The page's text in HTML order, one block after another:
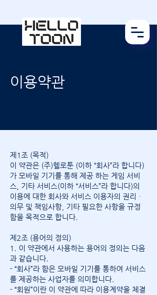
이용약관
제1조 (목적)
이 약관은 (주)헬로툰 (이하 “회사”라 합니다)
가 모바일 기기를 통해 제공 하는 게임 서비
스, 기타 서비스(이하 “서비스”라 합니다)의
이용에 대한 회사와 서비스 이용자의 권리ᆞ
의무 및 책임사항, 기타 필요한 사항을 규정
함을 목적으로 합니다.
제2조 (용어의 정의)
1. 이 약관에서 사용하는 용어의 정의는 다음
과 같습니다.
- “회사”라 함은 모바일 기기를 통하여 서비스
를 제공하는 사업자를 의미합니다.
- “회원”이란 이 약관에 따라 이용계약을 체결